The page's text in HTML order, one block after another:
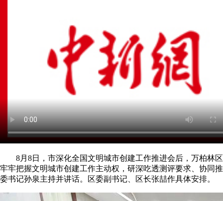
8月8日，市深化全国文明城市创建工作推进会后，万柏林
牢牢把握文明城市创建工作主动权，研深吃透测评要求、协同
委书记孙泉主持并讲话。区委副书记、区长张喆作具体安排。